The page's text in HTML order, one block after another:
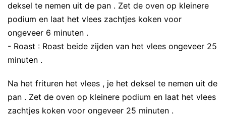
deksel te nemen uit de pan . Zet de oven op kleinere
podium en laat het vlees zachtjes koken voor
ongeveer 6 minuten .
- Roast : Roast beide zijden van het vlees ongeveer 25
minuten .
Na het frituren het vlees , je het deksel te nemen uit de
pan . Zet de oven op kleinere podium en laat het vlees
zachtjes koken voor ongeveer 25 minuten .